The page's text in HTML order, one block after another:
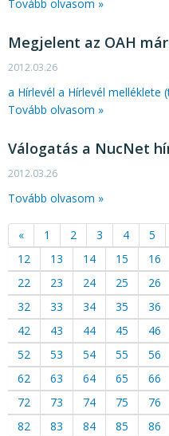
Tovább olvasom »
Megjelent az OAH
2012.03.26
a Hírlevél a Hírlevél melléklete
Tovább olvasom »
Válogatás a NucNet
2012.03.26
Tovább olvasom »
« 1 2 3 4 5
12
13 14 15 16
22
23 24 25 26
32
33 34 35 36
42
43 44 45 46
52
53 54 55 56
62
63 64 65 66
72
73 74 75 76
82
83 84 85 86